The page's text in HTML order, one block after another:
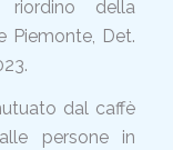
della
Piemonte, Det.
dal caffè
persone in